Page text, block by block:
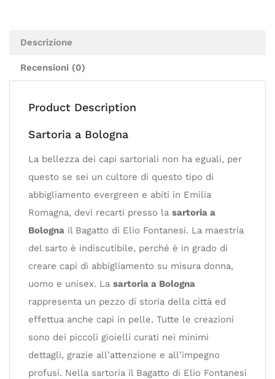
Descrizione
Recensioni (0)
Product Description
Sartoria a Bologna
La bellezza dei capi sartoriali non ha eguali, per
questo se sei un cultore di questo tipo di
abbigliamento evergreen e abiti in Emilia
Romagna, devi recarti presso la sartoria a
Bologna il Bagatto di Elio Fontanesi. La maestria
del sarto è indiscutibile, perché è in grado di
creare capi di abbigliamento su misura donna,
uomo e unisex. La sartoria a Bologna
rappresenta un pezzo di storia della città ed
effettua anche capi in pelle. Tutte le creazioni
sono dei piccoli gioielli curati nei minimi
dettagli, grazie all’attenzione e all’impegno
profusi. Nella sartoria il Bagatto di Elio Fontanesi